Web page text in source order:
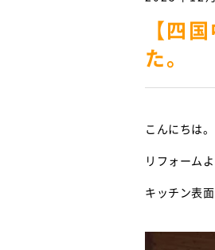
【四
た。
こんにちは。
リフォーム
キッチン表